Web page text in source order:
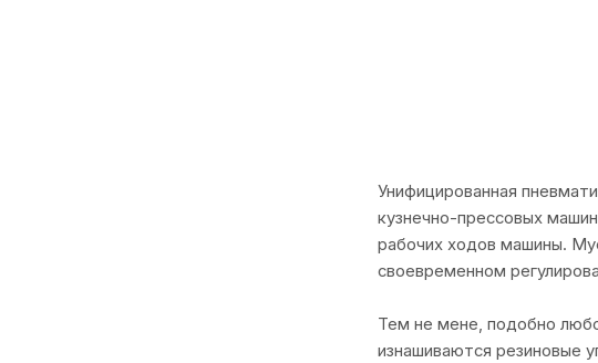
Унифицированная
кузнечно-прессовых
рабочих ходов машины.
своевременном
Тем не мене, подобно
изнашиваются резиновые